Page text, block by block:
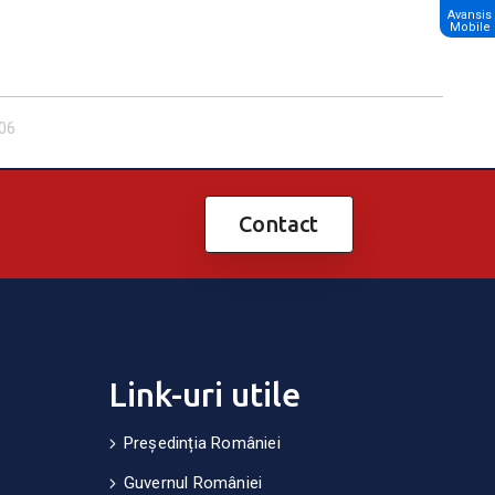
Contact
Link-uri utile
Președinția României
Guvernul României
Avansis
Mobile